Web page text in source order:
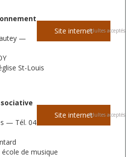
Site internet
—
St-Louis
Adultes acceptés
Site internet
— Tél. 04
de musique
Adultes acceptés